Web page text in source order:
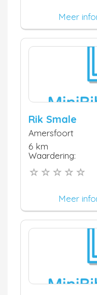
Meer
Rik Smale
Amersfoort
6 km
Waardering:
Meer